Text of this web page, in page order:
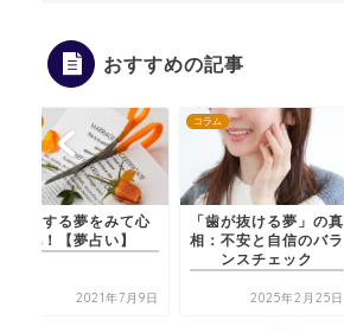
おすすめの記事
離婚する夢をみて心
配！【夢占い】
2021年7月9日
コラム
「歯が抜ける夢」の真
相：不安と自信のバラ
ンスチェック
2025年2月25日